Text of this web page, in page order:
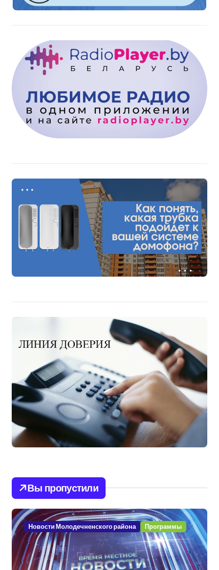
Вы пропустили
Новости Молодечненского района Программы